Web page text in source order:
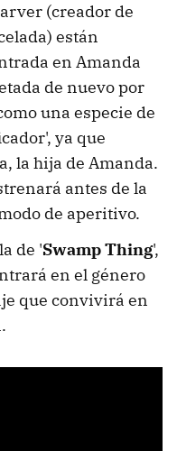
(creador de
están
en Amanda
de nuevo por
una especie de
ya que
la hija de Amanda.
antes de la
de aperitivo.
de 'Swamp Thing',
en el género
que convivirá en